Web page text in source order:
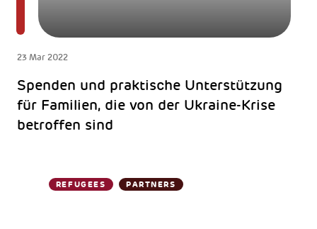
23 Mar 2022
Spenden und praktische Unterstützung
für Familien, die von der Ukraine-Krise
betroffen sind
REFUGEES PARTNERS